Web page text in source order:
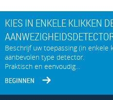
KIES IN ENKELE KLIKKEN
Beschrijf uw toepassing (in enkele
aanbevolen type detector.
Praktisch en eenvoudig…
BEGINNEN